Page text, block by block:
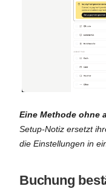
Eine Methode ohne
Setup-Notiz ersetzt
die Einstellungen in
Buchung